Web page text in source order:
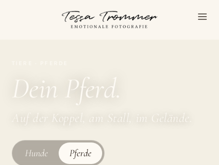
Dein Pferd.
Auf der Koppel, am Stall, im Gelände.
Hunde Pferde